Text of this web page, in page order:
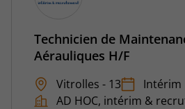
Technicien de
Aérauliques H/F
Vitrolles - 13
Intérim
AD HOC, intérim &